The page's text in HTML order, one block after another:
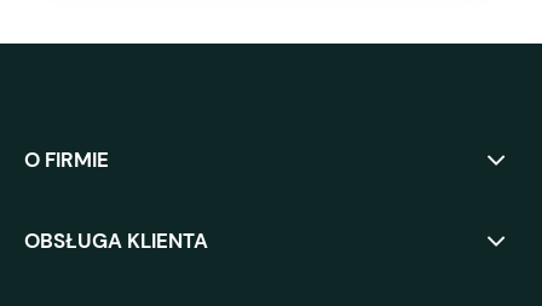
O FIRMIE
OBSŁUGA KLIENTA